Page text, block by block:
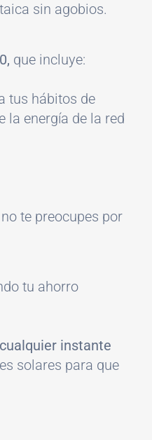
sin agobios.
que incluye:
tus hábitos de
la energía de la red
te preocupes por
tu ahorro
cualquier instante
solares para que